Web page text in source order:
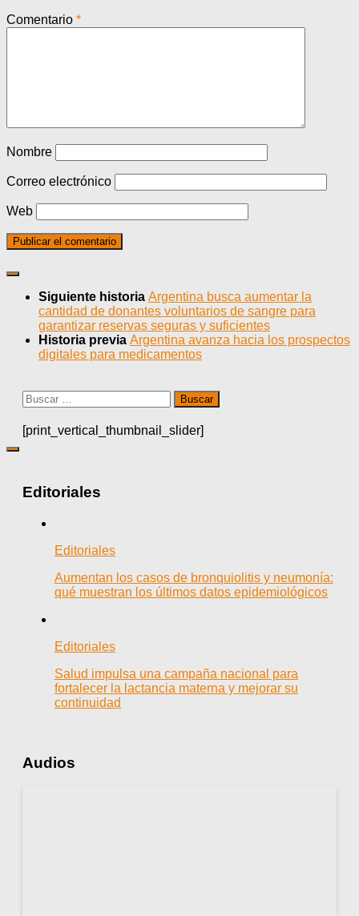
Comentario *
Nombre
Correo electrónico
Web
Siguiente historia Argentina busca aumentar la
cantidad de donantes voluntarios de sangre para
garantizar reservas seguras y suficientes
Historia previa Argentina avanza hacia los prospectos
digitales para medicamentos
Buscar:
[print_vertical_thumbnail_slider]
Editoriales
Editoriales
Aumentan los casos de bronquiolitis y neumonía:
qué muestran los últimos datos epidemiológicos
Editoriales
Salud impulsa una campaña nacional para
fortalecer la lactancia materna y mejorar su
continuidad
Audios